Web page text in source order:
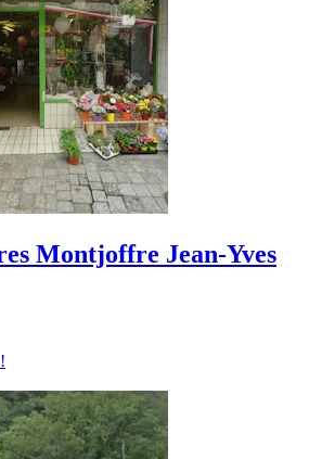
Montjoffre Jean-Yves